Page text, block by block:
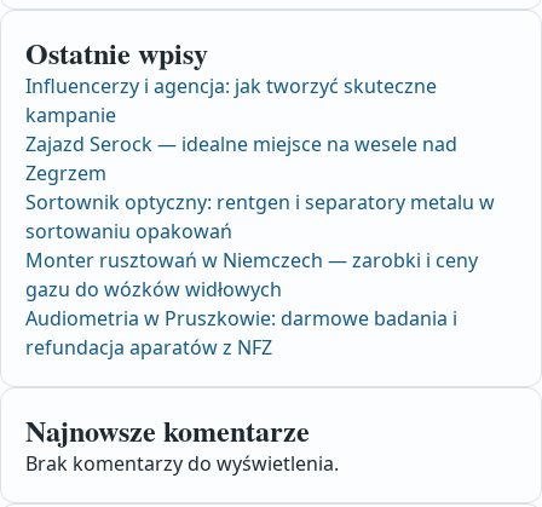
Ostatnie wpisy
Influencerzy i agencja: jak tworzyć skuteczne
kampanie
Zajazd Serock — idealne miejsce na wesele nad
Zegrzem
Sortownik optyczny: rentgen i separatory metalu w
sortowaniu opakowań
Monter rusztowań w Niemczech — zarobki i ceny
gazu do wózków widłowych
Audiometria w Pruszkowie: darmowe badania i
refundacja aparatów z NFZ
Najnowsze komentarze
Brak komentarzy do wyświetlenia.